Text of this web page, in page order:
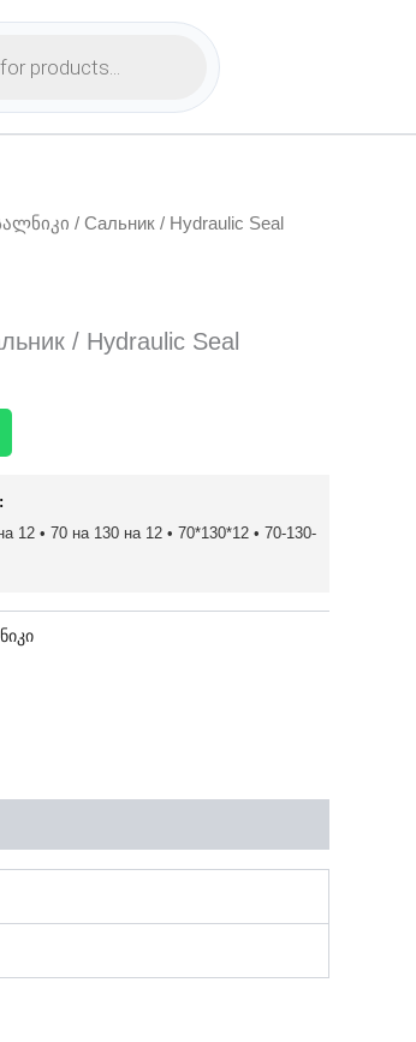
/ Сальник / Hydraulic Seal
/ Hydraulic Seal
12 • 70 на 130 на 12 • 70*130*12 • 70-130-